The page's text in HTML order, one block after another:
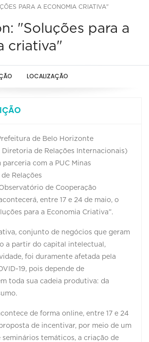
PARA A ECONOMIA CRIATIVA"
"Soluções para a
criativa"
LOCALIZAÇÃO
de Belo Horizonte
Diretoria de Relações Internacionais)
com a PUC Minas
Relações
de Cooperação
entre 17 e 24 de maio, o
para a Economia Criativa”.
conjunto de negócios que geram
a partir do capital intelectual,
foi duramente afetada pela
19, pois depende de
toda sua cadeia produtiva: da
de forma online, entre 17 e 24
de incentivar, por meio de um
seminários temáticos, a criação de